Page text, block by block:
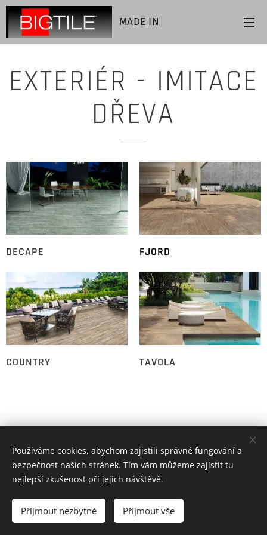
MADE IN
EXTERIÉR - IMITACE
DŘEVA
DECAPE FJORD
COUNTRY TAVOLA
© 2023 Bigtile s.r.o.
info@bigtile.cz
Cookies
Používáme cookies, abychom zajistili správné fungování a
bezpečnost našich stránek. Tím vám můžeme zajistit tu
nejlepší zkušenost při jejich návštěvě.
Přijmout nezbytné Přijmout vše